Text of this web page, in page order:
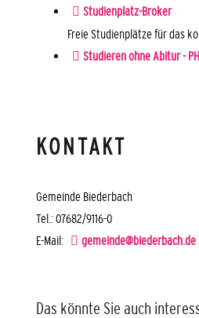
Studienplatz-Broker
Freie Studienplätze für das
Studieren ohne Abitur -
KONTAKT
Gemeinde Biederbach
Tel.: 07682/9116-0
E-Mail:
gemeinde@biederbach.de
Das könnte Sie auch